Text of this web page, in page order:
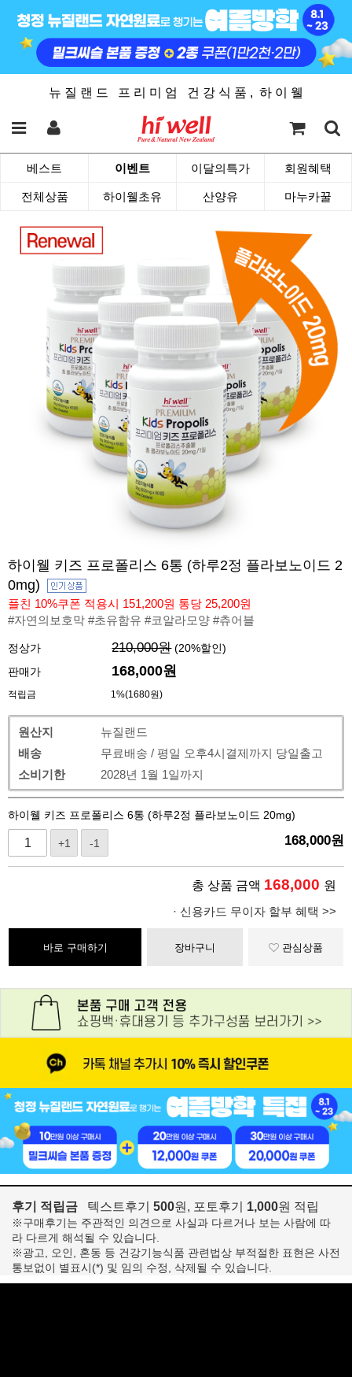
뉴 질 랜 드 프 리 미 엄 건 강 식 품 , 하 이 웰
베스트 이벤트 이달의특가 회원혜택
전체상품 하이웰초유 산양유 마누카꿀
하이웰 키즈 프로폴리스 6통 (하루2정 플라보노이드 2
0mg)
플친 10%쿠폰 적용시 151,200원 통당 25,200원
#자연의보호막 #초유함유 #코알라모양 #츄어블
정상가 210,000원 (20%할인)
판매가
168,000원
적립금 1%(1680원)
원산지
뉴질랜드
배송
무료배송 / 평일 오후4시결제까지 당일출고
소비기한
2028년 1월 1일까지
하이웰 키즈 프로폴리스 6통 (하루2정 플라보노이드 20mg)
+1 -1 168,000원
총 상품 금액 168,000 원
· 신용카드 무이자 할부 혜택 >>
바로 구매하기 장바구니 관심상품
후기 적립금 텍스트후기 500원, 포토후기 1,000원 적립
※구매후기는 주관적인 의견으로 사실과 다르거나 보는 사람에 따
라 다르게 해석될 수 있습니다.
※광고, 오인, 혼동 등 건강기능식품 관련법상 부적절한 표현은 사전
통보없이 별표시(*) 및 임의 수정, 삭제될 수 있습니다.